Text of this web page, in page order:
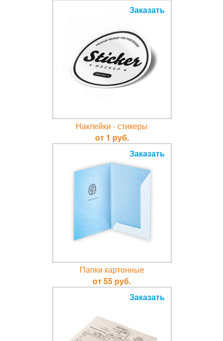
Наклейки - стикеры
от 1 руб.
Заказать
Папки картонные
от 55 руб.
Заказать
Заказать